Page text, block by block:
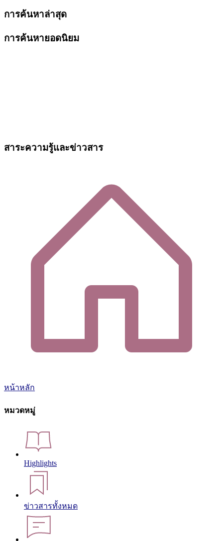
การค้นหาล่าสุด
การค้นหายอดนิยม
สาระความรู้และข่าวสาร
หน้าหลัก
หมวดหมู่
Highlights
ข่าวสารทั้งหมด